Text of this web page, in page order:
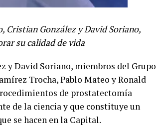
Cristian González y David Soriano,
su calidad de vida
y David Soriano, miembros del Grupo
Trocha, Pablo Mateo y Ronald
de prostatectomía
de la ciencia y que constituye un
se hacen en la Capital.